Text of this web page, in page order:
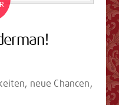
neue Chancen,